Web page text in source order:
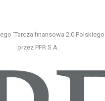
'Tarcza finansowa 2.0
przez PFR S.A.